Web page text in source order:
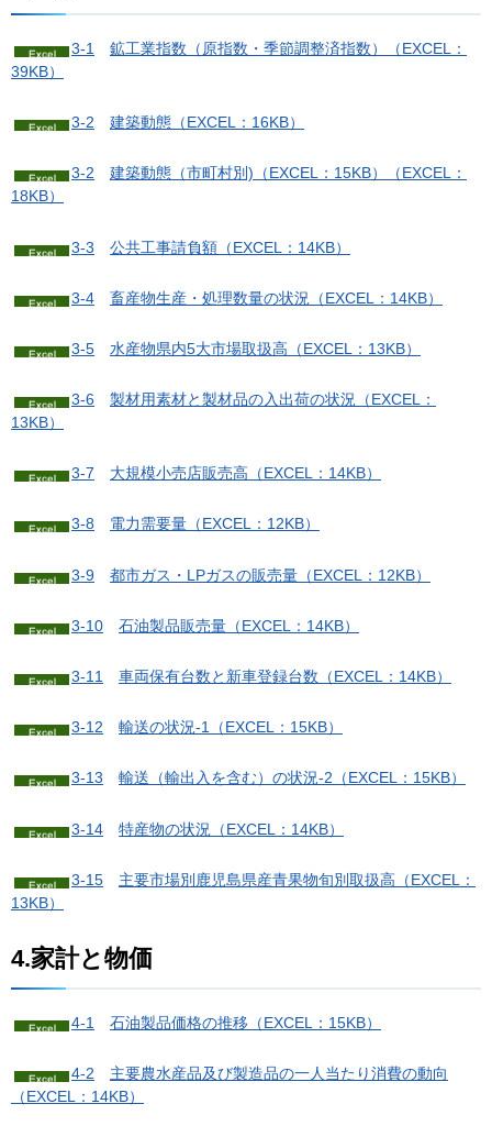
3-1 鉱工業指数（原指数・季節調整済指数）（EXCEL：
39KB）
3-2 建築動態（EXCEL：16KB）
3-2 建築動態（市町村別)（EXCEL：15KB）
（EXCEL：
18KB）
3-3 公共工事請負額（EXCEL：14KB）
3-4 畜産物生産・処理数量の状況（EXCEL：14KB）
3-5 水産物県内5大市場取扱高（EXCEL：13KB）
3-6 製材用素材と製材品の入出荷の状況（EXCEL：
13KB）
3-7 大規模小売店販売高（EXCEL：14KB）
3-8 電力需要量（EXCEL：12KB）
3-9 都市ガス・LPガスの販売量（EXCEL：12KB）
3-10 石油製品販売量（EXCEL：14KB）
3-11 車両保有台数と新車登録台数（EXCEL：14KB）
3-12 輸送の状況-1（EXCEL：15KB）
3-13 輸送（輸出入を含む）の状況-2（EXCEL：15KB）
3-14 特産物の状況（EXCEL：14KB）
3-15 主要市場別鹿児島県産青果物旬別取扱高（EXCEL：
13KB）
4.家計と物価
4-1 石油製品価格の推移（EXCEL：15KB）
4-2 主要農水産品及び製造品の一人当たり消費の動向
（EXCEL：14KB）